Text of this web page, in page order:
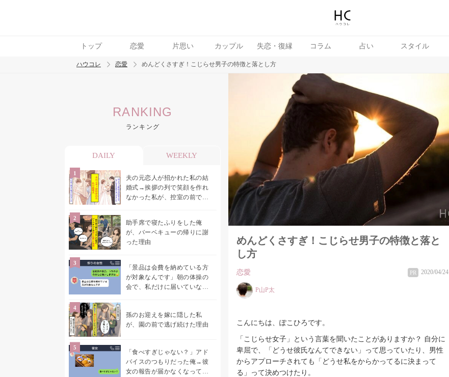
トップ 恋愛 片思い カップル 失恋・復縁 コラム 占い スタイル
トレンド ワード
ハウコレ 恋愛 めんどくさすぎ！こじらせ男子の特徴と落とし方
RANKING
ランキング
DAILY WEEKLY
夫の元恋人が招かれた私の結
婚式→挨拶の列で笑顔を作れ
なかった私が、控室の前で彼
助手席で寝たふりをした俺
が、バーベキューの帰りに謝
った理由
「景品は会費を納めている方
が対象なんです」朝の体操の
会で、私だけに届いていなか
孫のお迎えを嫁に隠した私
が、園の前で逃げ続けた理由
「食べすぎじゃない？」アド
バイスのつもりだった俺→彼
女の報告が届かなくなって、
めんどくさすぎ！こじらせ男子の特徴と落と
し方
恋愛 PR 2020/04/24
P山P太
こんにちは、ぽこひろです。
「こじらせ女子」という言葉を聞いたことがありますか？ 自分に
卑屈で、「どうせ彼氏なんてできない」って思っていたり、男性
からアプローチされても「どうせ私をからかってるに決まって
る」って決めつけたり。